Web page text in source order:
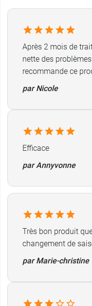
Après 2 mois de
nette des
recommande ce
par Nicole
Efficace
par Annyvonne
Très bon produit
changement de
par Marie-christine